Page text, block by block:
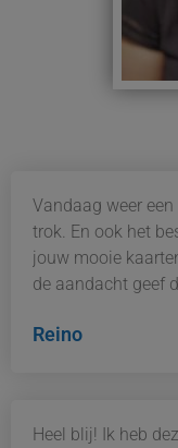
Vandaag weer
trok. En ook het
jouw mooie
de aandacht geef
Reino
Heel blij! Ik heb